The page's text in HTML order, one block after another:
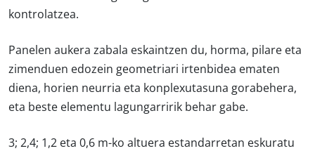
kontrolatzea.
Panelen aukera zabala eskaintzen du, horma, pilare eta
zimenduen edozein geometriari irtenbidea ematen
diena, horien neurria eta konplexutasuna gorabehera,
eta beste elementu lagungarririk behar gabe.
3; 2,4; 1,2 eta 0,6 m-ko altuera estandarretan eskuratu